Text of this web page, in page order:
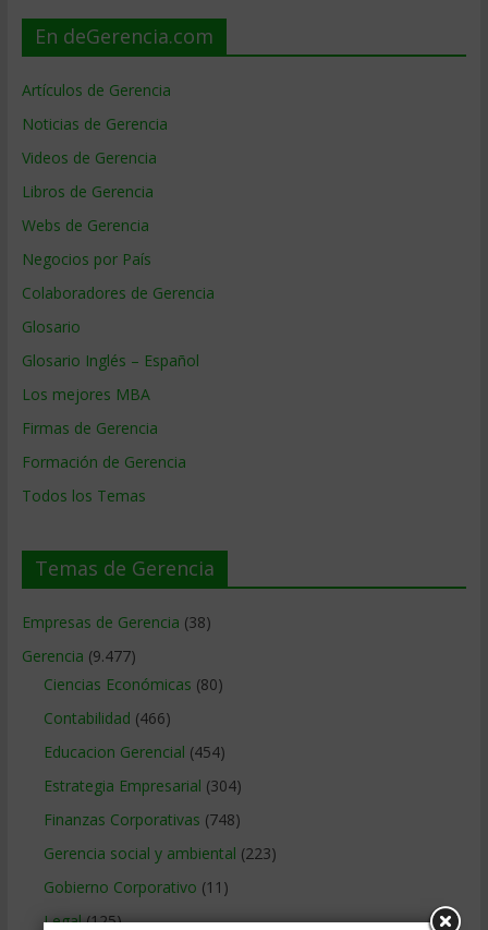
En deGerencia.com
Artículos de Gerencia
Noticias de Gerencia
Videos de Gerencia
Libros de Gerencia
Webs de Gerencia
Negocios por País
Colaboradores de Gerencia
Glosario
Glosario Inglés – Español
Los mejores MBA
Firmas de Gerencia
Formación de Gerencia
Todos los Temas
Temas de Gerencia
Empresas de Gerencia (38)
Gerencia (9.477)
Ciencias Económicas (80)
Contabilidad (466)
Educacion Gerencial (454)
Estrategia Empresarial (304)
Finanzas Corporativas (748)
Gerencia social y ambiental (223)
Gobierno Corporativo (11)
Legal(125)